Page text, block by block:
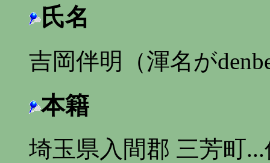
氏名
吉岡伴明（渾名が
本籍
埼玉県入間郡 三芳町